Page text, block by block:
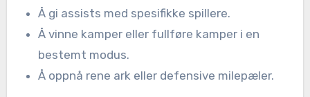
Å gi assists med spesifikke spillere.
Å vinne kamper eller fullføre kamper i en
bestemt modus.
Å oppnå rene ark eller defensive milepæler.